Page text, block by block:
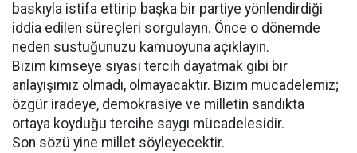
baskıyla istifa ettirip başka bir partiye yönlendirdiği
iddia edilen süreçleri sorgulayın. Önce o dönemde
neden sustuğunuzu kamuoyuna açıklayın.
Bizim kimseye siyasi tercih dayatmak gibi bir
anlayışımız olmadı, olmayacaktır. Bizim mücadelemiz;
özgür iradeye, demokrasiye ve milletin sandıkta
ortaya koyduğu tercihe saygı mücadelesidir.
Son sözü yine millet söyleyecektir.